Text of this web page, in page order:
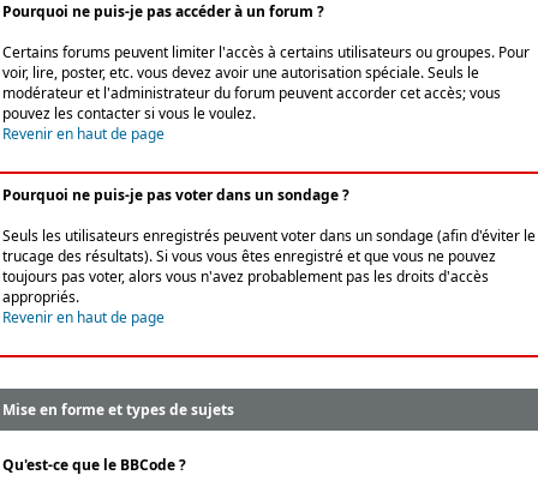
Pourquoi ne puis-je pas accéder à un forum ?
Certains forums peuvent limiter l'accès à certains utilisateurs ou groupes. Pour
voir, lire, poster, etc. vous devez avoir une autorisation spéciale. Seuls le
modérateur et l'administrateur du forum peuvent accorder cet accès; vous
pouvez les contacter si vous le voulez.
Revenir en haut de page
Pourquoi ne puis-je pas voter dans un sondage ?
Seuls les utilisateurs enregistrés peuvent voter dans un sondage (afin d'éviter le
trucage des résultats). Si vous vous êtes enregistré et que vous ne pouvez
toujours pas voter, alors vous n'avez probablement pas les droits d'accès
appropriés.
Revenir en haut de page
Mise en forme et types de sujets
Qu'est-ce que le BBCode ?